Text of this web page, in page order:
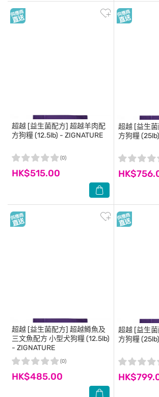
超越 [益生菌配方] 超越羊肉配
方狗糧 (12.5lb) - ZIGNATURE
HK$515.00
(0)
超越 [益生
方狗糧
超越 [益生菌配方] 超越鱒魚及
三文魚配方 小型犬狗糧 (12.5lb)
- ZIGNATURE
HK$485.00
(0)
超越 [益生
方狗糧